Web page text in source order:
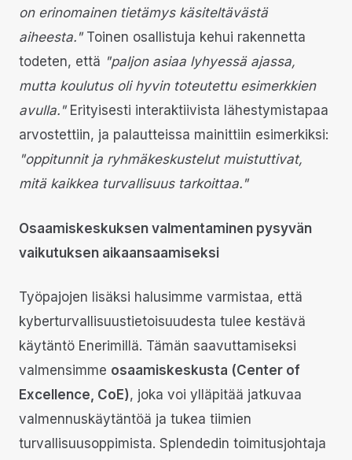
on erinomainen tietämys käsiteltävästä
aiheesta."Toinen osallistuja kehui rakennetta
todeten, että "paljon asiaa lyhyessä ajassa,
mutta koulutus oli hyvin toteutettu esimerkkien
avulla."Erityisesti interaktiivista lähestymistapaa
arvostettiin, ja palautteissa mainittiin esimerkiksi:
"oppitunnit ja ryhmäkeskustelut muistuttivat,
mitä kaikkea turvallisuus tarkoittaa."
Osaamiskeskuksen valmentaminen pysyvän
vaikutuksen aikaansaamiseksi
Työpajojen lisäksi halusimme varmistaa, että
kyberturvallisuustietoisuudesta tulee kestävä
käytäntö Enerimillä. Tämän saavuttamiseksi
valmensimme osaamiskeskusta (Center of
Excellence, CoE), joka voi ylläpitää jatkuvaa
valmennuskäytäntöä ja tukea tiimien
turvallisuusoppimista. Splendedin toimitusjohtaja